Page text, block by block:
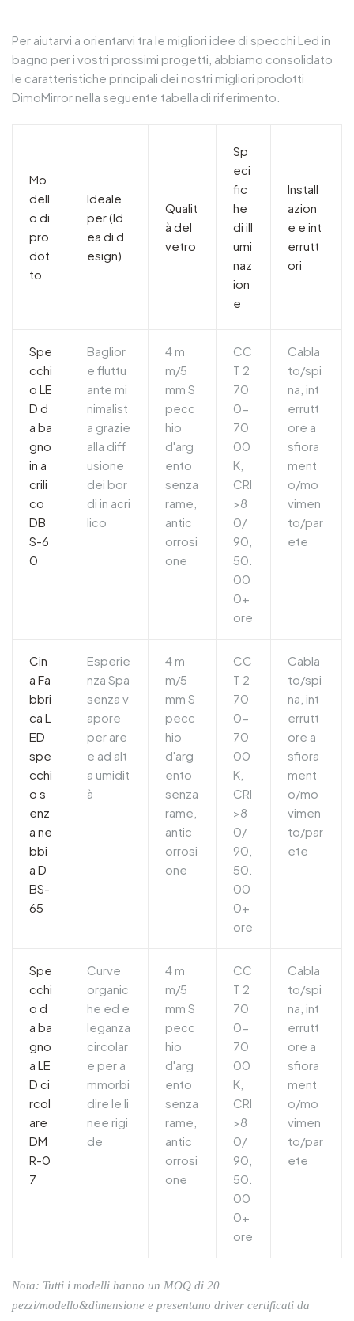
Per aiutarvi a orientarvi tra le migliori idee di specchi Led in
bagno per i vostri prossimi progetti, abbiamo consolidato
le caratteristiche principali dei nostri migliori prodotti
DimoMirror nella seguente tabella di riferimento.
Mo
dell
o di
pro
dot
to
Ideale
per (Id
ea di d
esign)
Qualit
à del
vetro
Sp
eci
fic
he
di ill
umi
naz
ion
e
Install
azion
e e int
errutt
ori
Spe
cchi
o LE
D d
a ba
gno
in a
crili
co
DB
S-6
0
Baglior
e fluttu
ante mi
nimalist
a grazie
alla diff
usione
dei bor
di in acri
lico
4 m
m/5
mm S
pecc
hio
d'arg
ento
senza
rame,
antic
orrosi
one
CC
T 2
70
0-
70
00
K,
CRI
>8
0/
90,
50.
00
0+
ore
Cabla
to/spi
na, int
errutt
ore a
sfiora
ment
o/mo
vimen
to/par
ete
Cin
a Fa
bbri
ca L
ED
spe
cchi
o s
enz
a ne
bbi
a D
BS-
65
Esperie
nza Spa
senza v
apore
per are
e ad alt
a umidit
à
4 m
m/5
mm S
pecc
hio
d'arg
ento
senza
rame,
antic
orrosi
one
CC
T 2
70
0-
70
00
K,
CRI
>8
0/
90,
50.
00
0+
ore
Cabla
to/spi
na, int
errutt
ore a
sfiora
ment
o/mo
vimen
to/par
ete
Spe
cchi
o d
a ba
gno
a LE
D ci
rcol
are
DM
R-0
7
Curve
organic
he ed e
leganza
circolar
e per a
mmorbi
dire le li
nee rigi
de
4 m
m/5
mm S
pecc
hio
d'arg
ento
senza
rame,
antic
orrosi
one
CC
T 2
70
0-
70
00
K,
CRI
>8
0/
90,
50.
00
0+
ore
Cabla
to/spi
na, int
errutt
ore a
sfiora
ment
o/mo
vimen
to/par
ete
Nota: Tutti i modelli hanno un MOQ di 20
pezzi/modello&dimensione e presentano driver certificati da